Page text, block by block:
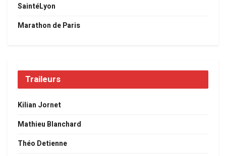
SaintéLyon
Marathon de Paris
Traileurs
Kilian Jornet
Mathieu Blanchard
Théo Detienne